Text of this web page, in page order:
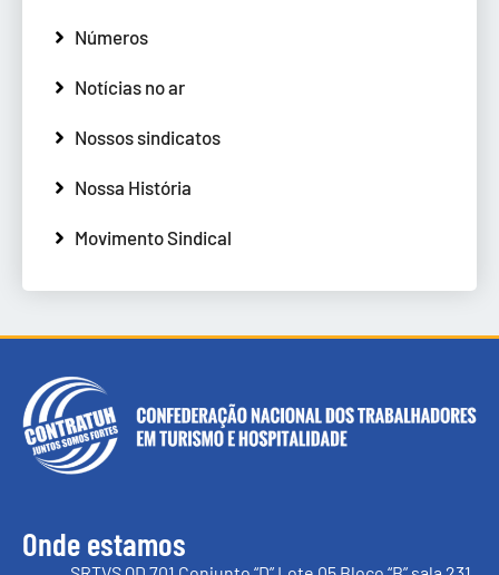
Números
Notícias no ar
Nossos sindicatos
Nossa História
Movimento Sindical
Onde estamos